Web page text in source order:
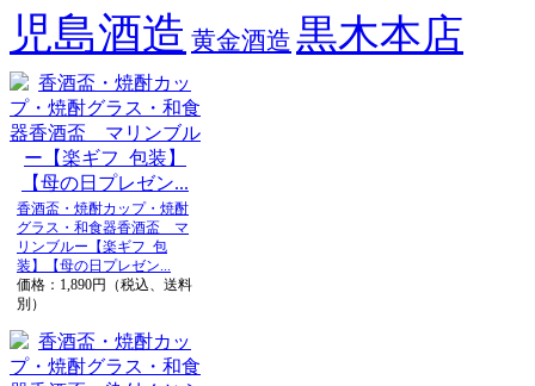
児島酒造 黄金酒造 黒木本店
香酒盃・焼酎カップ・焼酎
グラス・和食器香酒盃 マ
リンブルー【楽ギフ_包
装】【母の日プレゼン...
価格：1,890円（税込、送料
別）